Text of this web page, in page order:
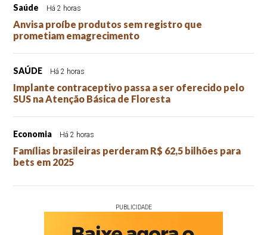
Saúde Há 2 horas
Anvisa proíbe produtos sem registro que
prometiam emagrecimento
SAÚDE Há 2 horas
Implante contraceptivo passa a ser oferecido pelo
SUS na Atenção Básica de Floresta
Economia Há 2 horas
Famílias brasileiras perderam R$ 62,5 bilhões para
bets em 2025
PUBLICIDADE